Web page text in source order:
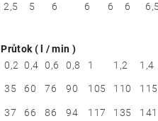
2,5 5 6 6 6 6 6,5
Průtok ( l / min )
0,2 0,4 0,6 0,8 1 1,2 1,4
35 60 76 90 105 110 115
37 66 86 94 117 135 141